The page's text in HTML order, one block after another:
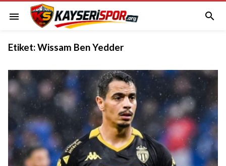
menu 
Etiket:Wissam Ben Yedder